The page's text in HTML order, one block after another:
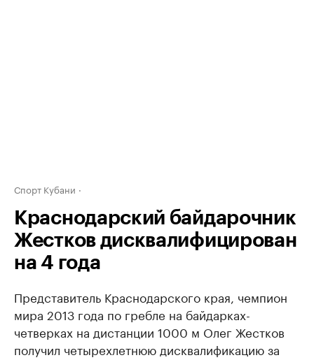
Спорт Кубани
Краснодарский байдарочник
Жестков дисквалифицирован
на 4 года
Представитель Краснодарского края, чемпион
мира 2013 года по гребле на байдарках-
четверках на дистанции 1000 м Олег Жестков
получил четырехлетнюю дисквалификацию за